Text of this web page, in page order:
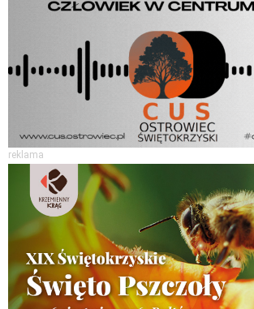
reklama